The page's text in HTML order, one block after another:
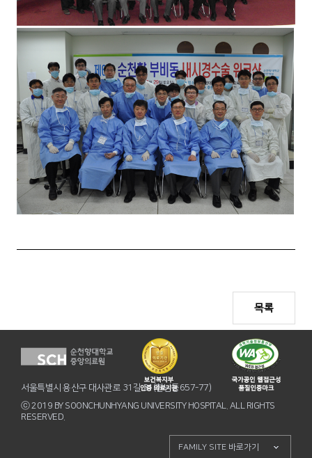
목록
서울특별시 용산구 대사관로 31길 31(한남동657-77)
ⓒ 2019 BY SOONCHUNHYANG UNIVERSITY HOSPITAL. ALL RIGHTS
RESERVED.
FAMILY SITE 바로가기